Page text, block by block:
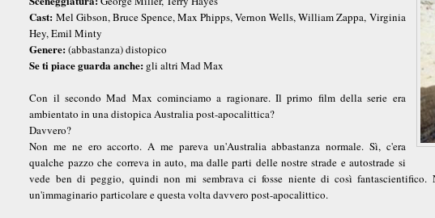
Cast: Mel Gibson, Bruce Spence, Max Phipps, Vernon Wells, William Zappa, Virginia
Hey, Emil Minty
Genere:(abbastanza) distopico
Se ti piace guarda anche: gli altri Mad Max
Con il secondo Mad Max cominciamo a ragionare. Il primo film della serie era
ambientato in una distopica Australia post-apocalittica?
Davvero?
Non me ne ero accorto. A me pareva un'Australia abbastanza normale. Sì, c'era
qualche pazzo che correva in auto, ma dalle parti delle nostre strade e autostrade si
vede ben di peggio, quindi non mi sembrava ci fosse niente di così
un'immaginario particolare e questa volta davvero post-apocalittico.